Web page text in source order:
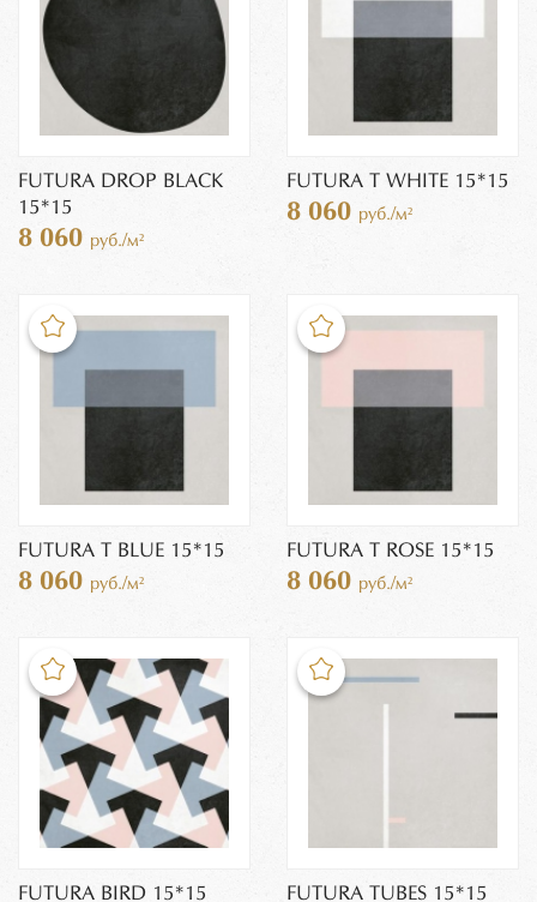
FUTURA DROP BLACK
15*15
8 060 руб./м²
FUTURA T WHITE 15*15
8 060 руб./м²
FUTURA T BLUE 15*15
8 060 руб./м²
FUTURA T ROSE 15*15
8 060 руб./м²
FUTURA BIRD 15*15 FUTURA TUBES 15*15